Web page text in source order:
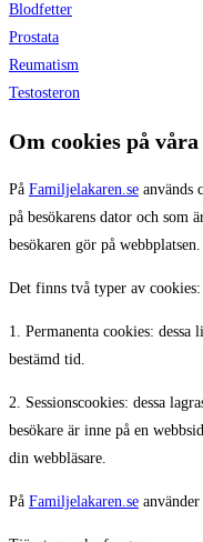
Blodfetter
Prostata
Reumatism
Testosteron
Om cookies på
På Familjelakaren.se används
på besökarens dator och som
besökaren gör på webbplatsen.
Det finns två typer av cookies:
1. Permanenta cookies: dessa
bestämd tid.
2. Sessionscookies: dessa
besökare är inne på en
din webbläsare.
På Familjelakaren.se